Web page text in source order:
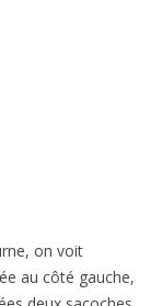
on voit
au côté gauche,